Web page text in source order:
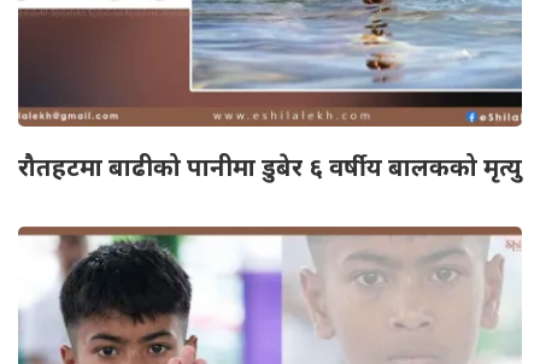
रौतहटमा बाढीको पानीमा डुबेर ६ वर्षीय बालकको मृत्यु